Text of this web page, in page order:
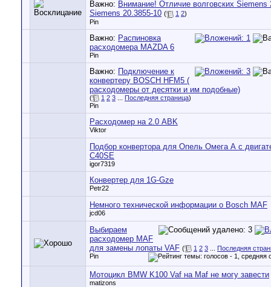
Важно: Внимание! Отличие волговских Siemens
Siemens 20.3855-10 ( 1 2)
Pin
Важно: Распиновка
расходомера MAZDA 6
Pin
Важно: Подключение к
конвертеру BOSCH HFM5 (
расходомеры от десятки и им подобные)
( 1 2 3 Последняя страница)
Pin
Расходомер на 2.0 ABK
Viktor
Подбор конвертора для Опель Омега А с
C40SE
igor7319
Конвертер для 1G-Gze
Petr22
Немного технической информации о Bosch MAF
jcd06
Выбираем
расходомер MAF
для замены лопаты VAF ( 1 2 3
Последняя
Pin
Мотоцикл BMW K100 Vaf на Maf не могу завести
matizons